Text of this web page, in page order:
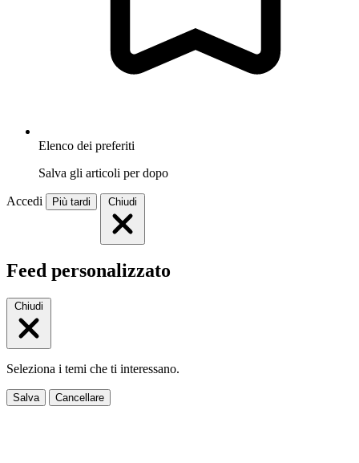
Elenco dei preferiti
Salva gli articoli per dopo
Accedi Più tardi Chiudi
Feed personalizzato
Chiudi
Seleziona i temi che ti interessano.
Salva Cancellare